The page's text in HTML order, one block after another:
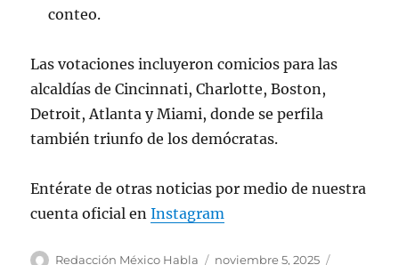
conteo.
Las votaciones incluyeron comicios para las
alcaldías de Cincinnati, Charlotte, Boston,
Detroit, Atlanta y Miami, donde se perfila
también triunfo de los demócratas.
Entérate de otras noticias por medio de nuestra
cuenta oficial enInstagram
A
Redacción México Habla
P
noviembre 5, 2025